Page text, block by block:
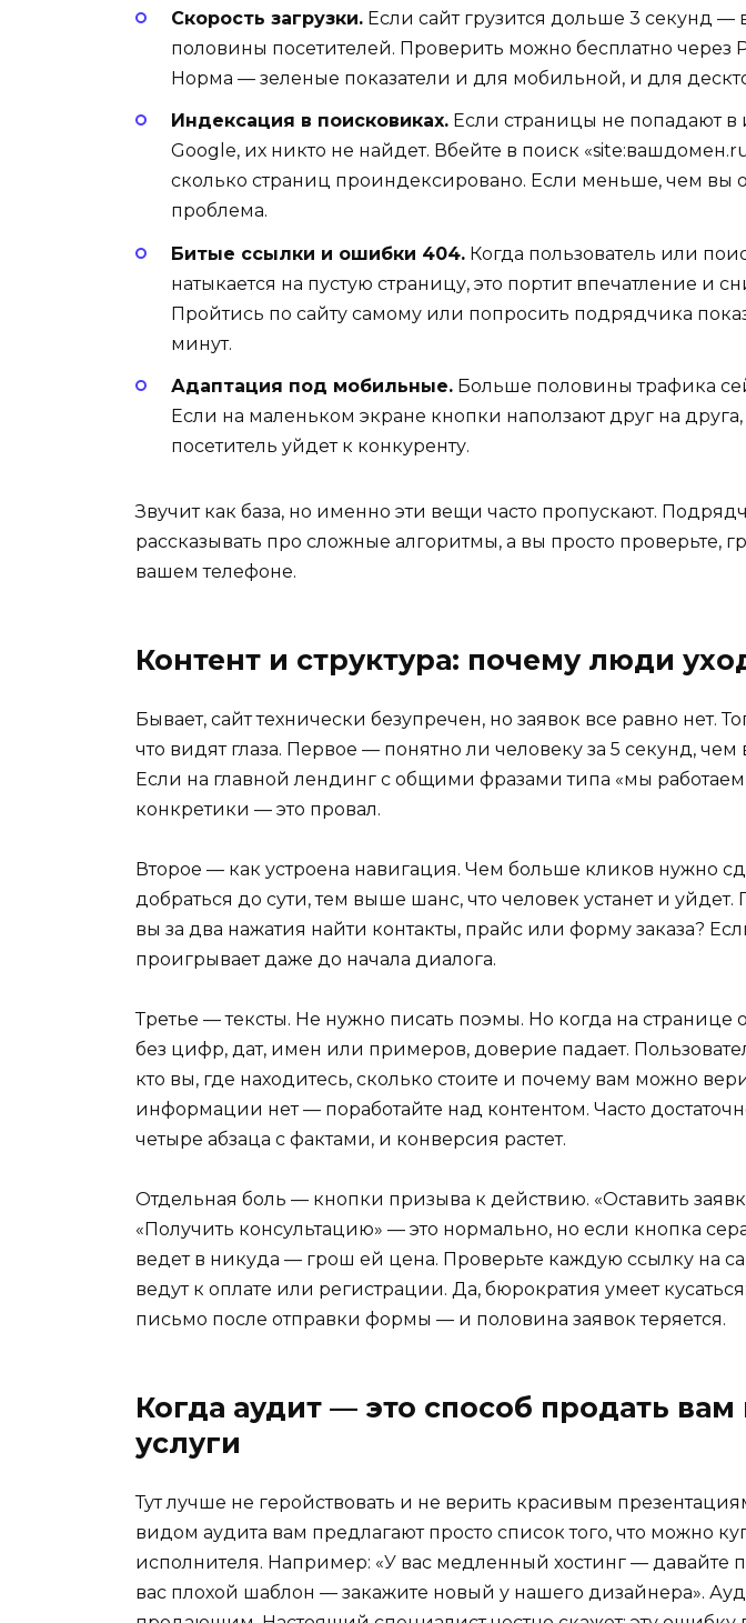
Скорость загрузки. Если сайт грузится дольше 3 секунд —
половины посетителей. Проверить можно бесплатно через
Норма — зеленые показатели и для мобильной, и для
Индексация в поисковиках. Если страницы не попадают
Google, их никто не найдет. Вбейте в поиск
сколько страниц проиндексировано. Если меньше, чем вы
проблема.
Битые ссылки и ошибки 404. Когда пользователь или
натыкается на пустую страницу, это портит впечатление и
Пройтись по сайту самому или попросить подрядчика
минут.
Адаптация под мобильные. Больше половины трафика
Если на маленьком экране кнопки наползают друг на друга,
посетитель уйдет к конкуренту.
Звучит как база, но именно эти вещи часто пропускают.
рассказывать про сложные алгоритмы, а вы просто проверьте,
вашем телефоне.
Контент и структура: почему люди
Бывает, сайт технически безупречен, но заявок все равно нет.
что видят глаза. Первое — понятно ли человеку за 5 секунд, чем
Если на главной лендинг с общими фразами типа «мы работаем
конкретики — это провал.
Второе — как устроена навигация. Чем больше кликов нужно
добраться до сути, тем выше шанс, что человек устанет и уйдет.
вы за два нажатия найти контакты, прайс или форму заказа?
проигрывает даже до начала диалога.
Третье — тексты. Не нужно писать поэмы. Но когда на странице
без цифр, дат, имен или примеров, доверие падает.
кто вы, где находитесь, сколько стоите и почему вам можно
информации нет — поработайте над контентом. Часто
четыре абзаца с фактами, и конверсия растет.
Отдельная боль — кнопки призыва к действию. «Оставить
«Получить консультацию» — это нормально, но если кнопка
ведет в никуда — грош ей цена. Проверьте каждую ссылку на
ведут к оплате или регистрации. Да, бюрократия умеет
письмо после отправки формы — и половина заявок теряется.
Когда аудит — это способ продать
услуги
Тут лучше не геройствовать и не верить красивым
видом аудита вам предлагают просто список того, что можно
исполнителя. Например: «У вас медленный хостинг — давайте
вас плохой шаблон — закажите новый у нашего дизайнера».